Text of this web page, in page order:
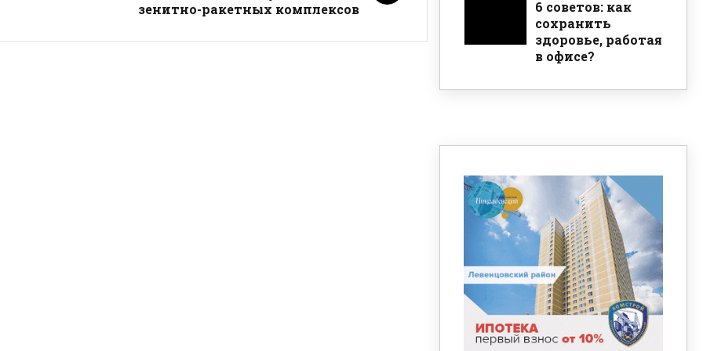
зенитно-ракетных комплексов
6 советов: как
сохранить
здоровье, работая
в офисе?